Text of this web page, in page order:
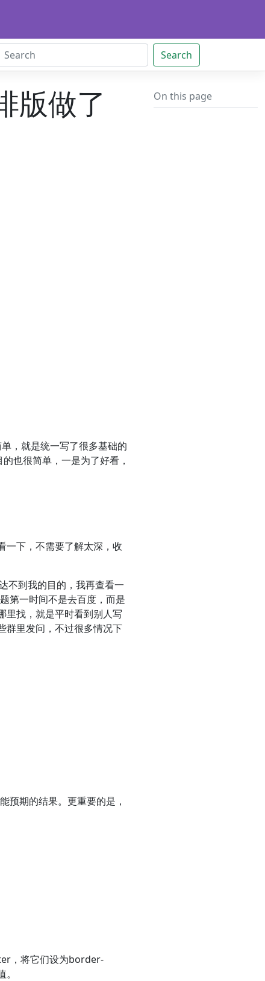
Search
版做了
On this page
，就是统一写了很多基础的
也很简单，一是为了好看，
一下，不需要了解太深，收
不到我的目的，我再查看一
第一时间不是去百度，而是
里找，就是平时看到别人写
群里发问，不过很多情况下
期的结果。更重要的是，
，将它们设为border-